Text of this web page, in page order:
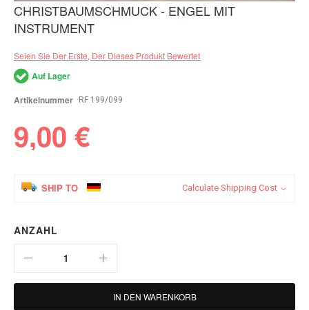
Zum
Anfang
der
springen
CHRISTBAUMSCHMUCK - ENGEL MIT
INSTRUMENT
Seien Sie Der Erste, Der Dieses Produkt Bewertet
Auf Lager
Artikelnummer
RF 199/099
9,00 €
SHIP TO Calculate Shipping Cost
ANZAHL
IN DEN WARENKORB